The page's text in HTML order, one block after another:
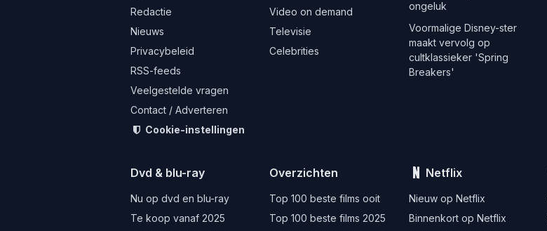
Redactie
Nieuws
Privacybeleid
RSS-feeds
Veelgestelde vragen
Contact / Adverteren
Cookie-instellingen
Video on demand
Televisie
Celebrities
ongeluk
Voormalige Disney-ster
maakt vervolg op
cultklassieker 'Spring
Breakers'
Dvd & blu-ray
Nu op dvd en blu-ray
Te koop vanaf 2025
Overzichten
Top 100 beste films ooit
Top 100 beste films 2025
Netflix
Nieuw op Netflix
Binnenkort op Netflix